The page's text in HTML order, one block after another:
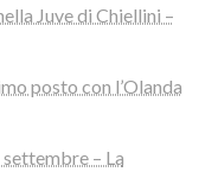
Juve di Chiellini –
posto con l’Olanda
– La